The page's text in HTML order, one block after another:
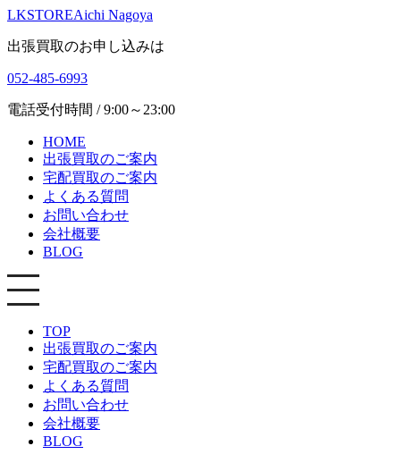
LKSTOREAichi Nagoya
出張買取のお申し込みは
052-485-6993
電話受付時間 / 9:00～23:00
HOME
出張買取のご案内
宅配買取のご案内
よくある質問
お問い合わせ
会社概要
BLOG
TOP
出張買取のご案内
宅配買取のご案内
よくある質問
お問い合わせ
会社概要
BLOG